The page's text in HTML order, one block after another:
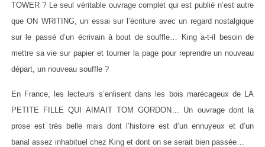
TOWER ? Le seul véritable ouvrage complet qui est publié n’est autre
que ON WRITING, un essai sur l’écriture avec un regard nostalgique
sur le passé d’un écrivain à bout de souffle… King a-t-il besoin de
mettre sa vie sur papier et tourner la page pour reprendre un nouveau
départ, un nouveau souffle ?
En France, les lecteurs s’enlisent dans les bois marécageux de LA
PETITE FILLE QUI AIMAIT TOM GORDON… Un ouvrage dont la
prose est très belle mais dont l’histoire est d’un ennuyeux et d’un
banal assez inhabituel chez King et dont on se serait bien passée…